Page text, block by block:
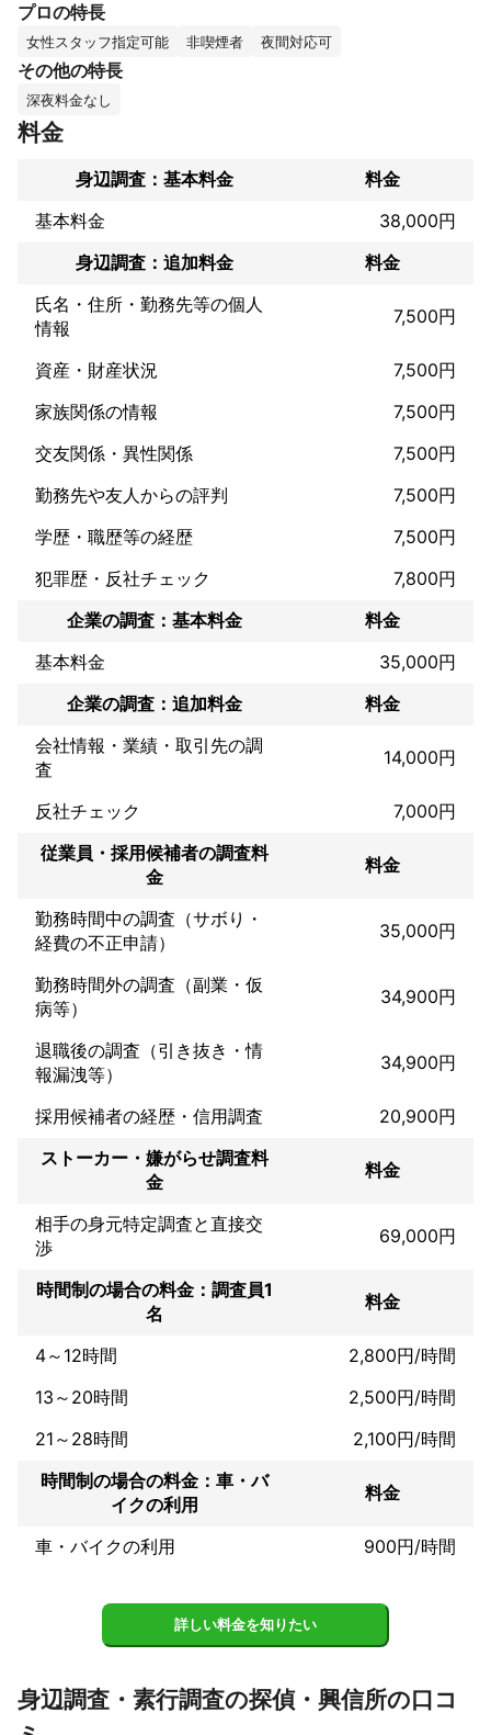
主な調査事項
浮気、不倫、結婚前相談、素行調査等、行方不明の捜査など多岐
にわたります。
あまり難しく考えず気軽にご相談ください。
これまでの実績
・不倫調査、浮気調査
・結婚前身辺調査、素行調査
・知人、恋人、金銭トラブル相手の行方調査
・人捜し
グループ年間相談件数3000件以上
事前打ち合わせ、現地下見、ロールプレイング、捜査に対しての
ります。
「依頼者様に寄り添う」
「依頼者様とのコミュニケーション」
「調査結果にこだわる」
という３つの理念に基づき、自身の経験を活かし、全国90支社の
ネットワークと豊富な経験、知見共有を行い徹底的な調査を行い
ます。
料金体系をはじめ、是非他社様とお比べください。
カウセリング(面談)から調査まで全て弊社で行います。
探偵の料金設定は本当にわかりづらいです。
プロの特長
女性スタッフ指定可能 非喫煙者 夜間対応可
その他の特長
深夜料金なし
料金
身辺調査：基本料金
料金
基本料金
38,000円
身辺調査：追加料金
料金
氏名・住所・勤務先等の個人
情報
7,500円
資産・財産状況
7,500円
家族関係の情報
7,500円
交友関係・異性関係
7,500円
勤務先や友人からの評判
7,500円
学歴・職歴等の経歴
7,500円
犯罪歴・反社チェック
7,800円
企業の調査：基本料金
料金
基本料金
35,000円
企業の調査：追加料金
料金
会社情報・業績・取引先の調
査
14,000円
反社チェック
7,000円
従業員・採用候補者の調査料
金
料金
勤務時間中の調査（サボり・
経費の不正申請）
35,000円
勤務時間外の調査（副業・仮
病等）
34,900円
退職後の調査（引き抜き・情
報漏洩等）
34,900円
採用候補者の経歴・信用調査
20,900円
ストーカー・嫌がらせ調査料
金
料金
相手の身元特定調査と直接交
渉
69,000円
時間制の場合の料金：調査員1
名
料金
4～12時間
2,800円/時間
13～20時間
2,500円/時間
21～28時間
2,100円/時間
時間制の場合の料金：車・バ
イクの利用
料金
車・バイクの利用 900円/時間
詳しい料金を知りたい
身辺調査・素行調査の探偵・興信所の口コ